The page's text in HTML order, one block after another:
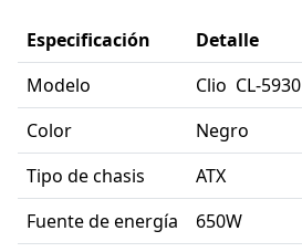
Especificación
Detalle
Modelo
Clio CL-5930
Color
Negro
Tipo de chasis
ATX
Fuente de energía
650W